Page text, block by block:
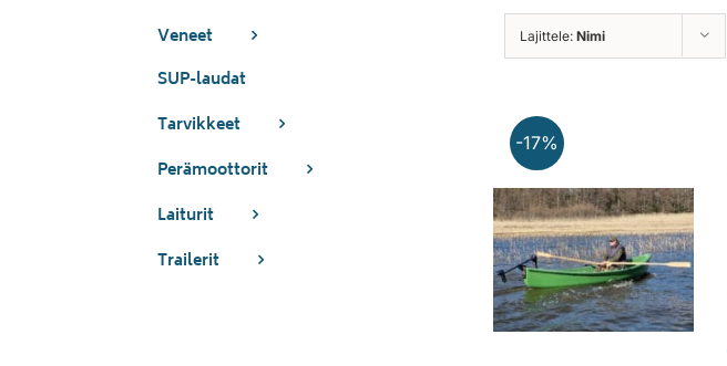
Lajittele: Nimi
-17%
Veneet
SUP-laudat
Tarvikkeet
Perämoottorit
Laiturit
Trailerit